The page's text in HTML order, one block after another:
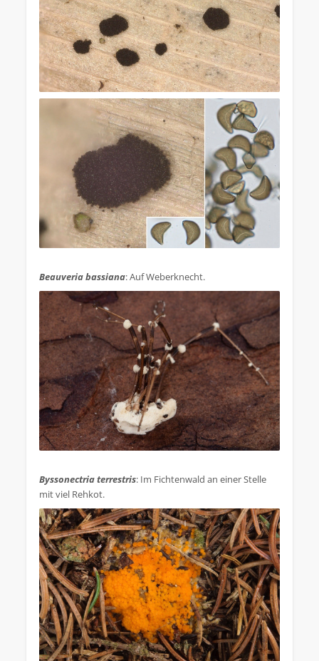
Beauveria bassiana: Auf Weberknecht.
Byssonectria terrestris: Im Fichtenwald an einer Stelle
mit viel Rehkot.